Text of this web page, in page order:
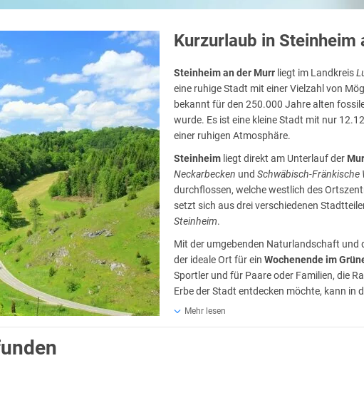
Kurzurlaub in Steinheim
Steinheim an der Murr liegt im Landkreis
eine ruhige Stadt mit einer Vielzahl von
bekannt für den 250.000 Jahre alten
wurde. Es ist eine kleine Stadt mit nur
einer ruhigen Atmosphäre.
Steinheim liegt direkt am Unterlauf der
Neckarbecken und Schwäbisch-Fränkische
durchflossen, welche westlich des
setzt sich aus drei verschiedenen
Steinheim.
Mit der umgebenden Naturlandschaft und
der ideale Ort für ein Wochenende im
Sportler und für Paare oder Familien, die
Erbe der Stadt entdecken möchte, kann in
besichtigen. Ein Besuch auf der
besiedelt, davon zeugen Ausgrabungen eines römischen Bades und
Mehr lesen